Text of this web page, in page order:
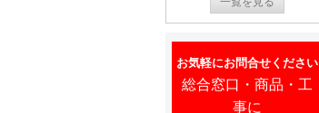
お気軽にお問合せください
総合窓口・商品・工
事に